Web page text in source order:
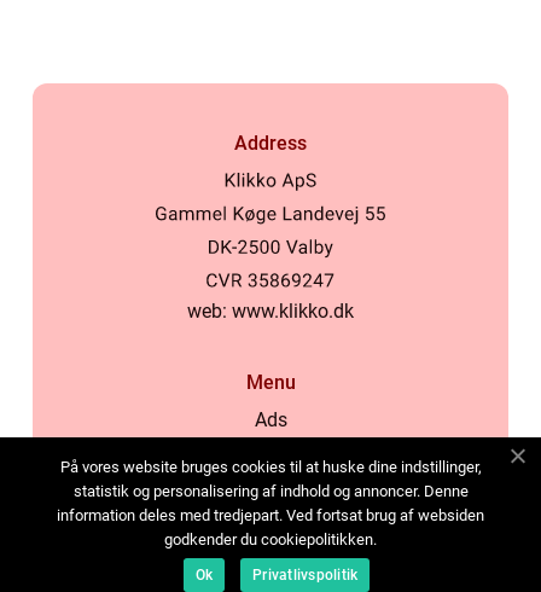
Address
web: www.klikko.dk
Menu
Ads
Cookies
Contact
Sitemap
På vores website bruges cookies til at huske dine indstillinger,
statistik og personalisering af indhold og annoncer. Denne
information deles med tredjepart. Ved fortsat brug af websiden
godkender du cookiepolitikken.
Ok Privatlivspolitik